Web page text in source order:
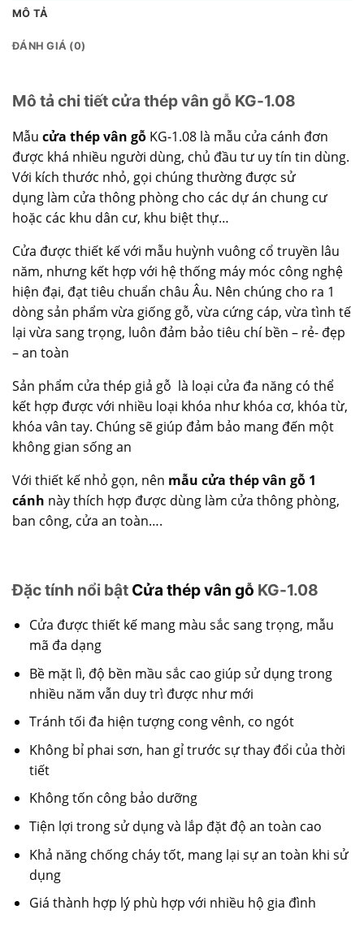
MÔ TẢ
ĐÁNH GIÁ (0)
Mô tả chi tiết cửa thép vân gỗ KG-1.08
Mẫu cửa thép vân gỗ KG-1.08 là mẫu cửa cánh đơn
được khá nhiều người dùng, chủ đầu tư uy tín tin dùng.
Với kích thước nhỏ, gọi chúng thường được sử
dụng làm cửa thông phòng cho các dự án chung cư
hoặc các khu dân cư, khu biệt thự…
Cửa được thiết kế với mẫu huỳnh vuông cổ truyền lâu
năm, nhưng kết hợp với hệ thống máy móc công nghệ
hiện đại, đạt tiêu chuẩn châu Âu. Nên chúng cho ra 1
dòng sản phẩm vừa giống gỗ, vừa cứng cáp, vừa tình tế
lại vừa sang trọng, luôn đảm bảo tiêu chí bền – rẻ- đẹp
– an toàn
Sản phẩm cửa thép giả gỗ là loại cửa đa năng có thể
kết hợp được với nhiều loại khóa như khóa cơ, khóa từ,
khóa vân tay. Chúng sẽ giúp đảm bảo mang đến một
không gian sống an
Với thiết kế nhỏ gọn, nên mẫu cửa thép vân gỗ 1
cánh này thích hợp được dùng làm cửa thông phòng,
ban công, cửa an toàn….
Đặc tính nổi bật Cửa thép vân gỗ KG-1.08
Cửa được thiết kế mang màu sắc sang trọng, mẫu
mã đa dạng
Bề mặt lì, độ bền mầu sắc cao giúp sử dụng trong
nhiều năm vẫn duy trì được như mới
Tránh tối đa hiện tượng cong vênh, co ngót
Không bỉ phai sơn, han gỉ trước sự thay đổi của thời
tiết
Không tốn công bảo dưỡng
Tiện lợi trong sử dụng và lắp đặt độ an toàn cao
Khả năng chống cháy tốt, mang lại sự an toàn khi sử
dụng
Giá thành hợp lý phù hợp với nhiều hộ gia đình